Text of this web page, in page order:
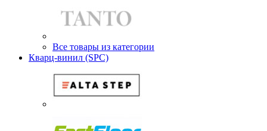
Все товары из категории
Кварц-винил (SPC)